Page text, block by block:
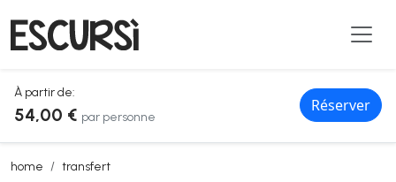
À partir de:
54,00 € par personne
Réserver
home transfert
transfert aller-retour en bus de l'aéroport d'olbia à baja sardinia